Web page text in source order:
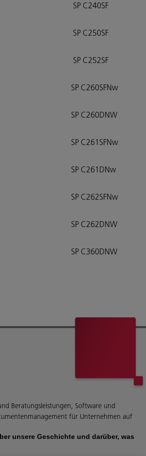
Beratungsleistungen, Software und
für Unternehmen auf
unsere Geschichte und darüber, was